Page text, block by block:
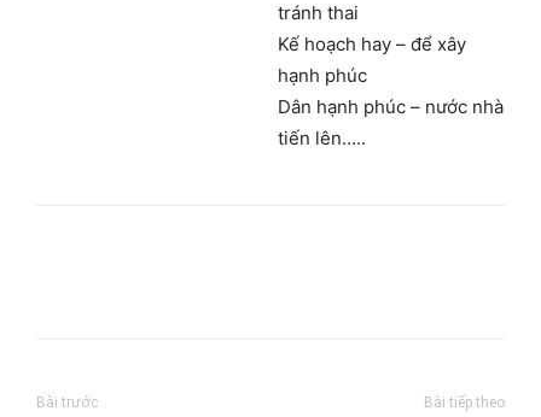
tránh thai
Kế hoạch hay – để xây
hạnh phúc
Dân hạnh phúc – nước nhà
tiến lên…..
Bài trước Bài tiếp theo